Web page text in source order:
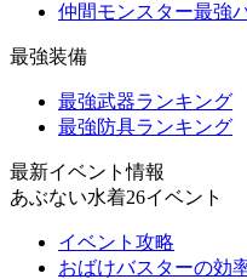
仲間モンスター最強
最強装備
最強武器ランキング
最強防具ランキング
最新イベント情報
あぶない水着26イベント
イベント攻略
おばけバスターの効